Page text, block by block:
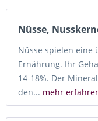
Nüsse,
Nüsse spielen eine
Ernährung. Ihr
14-18%. Der
den... mehr